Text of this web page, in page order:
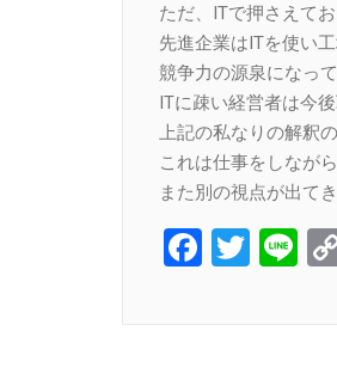
ただ、ITで押さえて
先進企業はITを使い
競争力の源泉になって
ITに疎い経営者は今
上記の私なりの解釈
これは仕事をしなが
また別の視点が出て